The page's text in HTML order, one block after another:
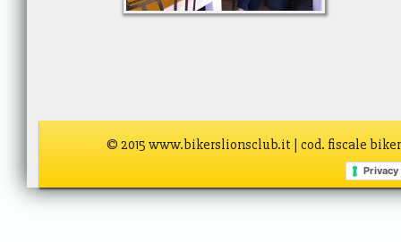
© 2015 www.bikerslionsclub.it | cod. fiscale